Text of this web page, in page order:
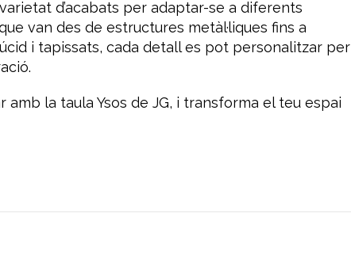
d’acabats per adaptar-se a diferents
van des de estructures metàl·liques fins a
i tapissats, cada detall es pot personalitzar per
la taula Ysos de JG, i transforma el teu espai